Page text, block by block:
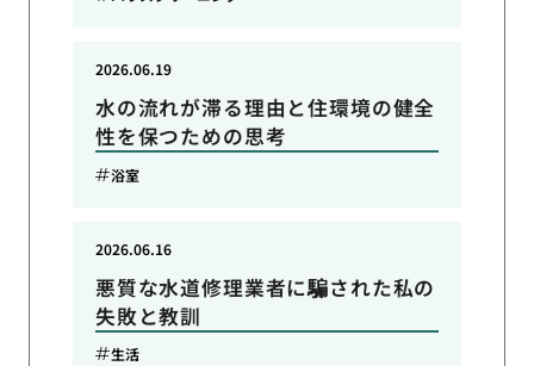
水の流れが滞る理由と住環境の健全
性を保つための思考
2026.06.19
浴室
悪質な水道修理業者に騙された私の
失敗と教訓
2026.06.16
生活